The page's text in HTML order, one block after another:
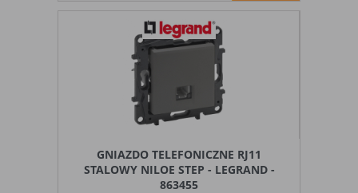
GNIAZDO TELEFONICZNE RJ11
STALOWY NILOE STEP - LEGRAND -
863455